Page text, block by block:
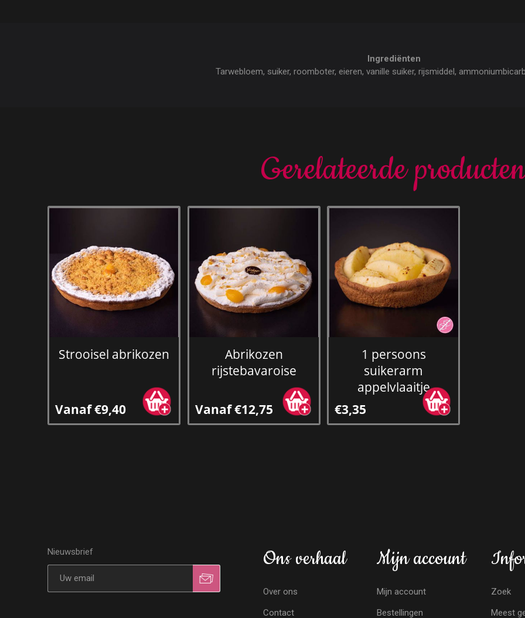
Ingrediënten
Tarwebloem, suiker, roomboter, eieren, vanille suiker, rijsmiddel,
Gerelateerde
Strooisel abrikozen
Vanaf €9,40
Abrikozen
rijstebavaroise
Vanaf €12,75
1 persoons
suikerarm
appelvlaaitje
€3,35
Nieuwsbrief Ons verhaal
Over ons
Contact
Mijn account
Mijn account
Bestellingen
Zoek
Meest